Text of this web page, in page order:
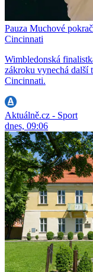
Pauza Muchové
Cincinnati
Wimbledonská
zákroku vynechá další
Cincinnati.
Aktuálně.cz - Sport
dnes, 09:06